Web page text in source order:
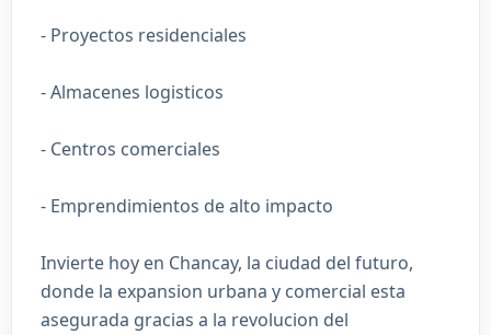
- Proyectos residenciales
- Almacenes logisticos
- Centros comerciales
- Emprendimientos de alto impacto
Invierte hoy en Chancay, la ciudad del futuro,
donde la expansion urbana y comercial esta
asegurada gracias a la revolucion del